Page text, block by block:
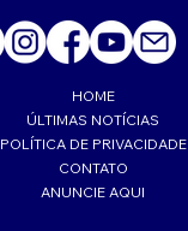
HOME
ÚLTIMAS NOTÍCIAS
POLÍTICA DE PRIVACIDADE
CONTATO
ANUNCIE AQUI